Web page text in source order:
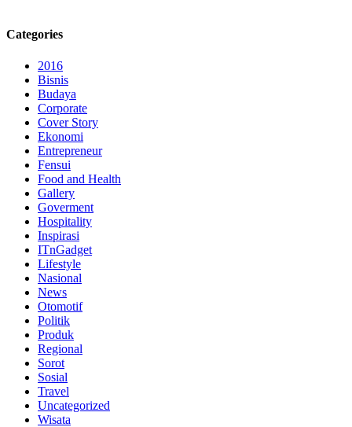
Categories
2016
Bisnis
Budaya
Corporate
Cover Story
Ekonomi
Entrepreneur
Fensui
Food and Health
Gallery
Goverment
Hospitality
Inspirasi
ITnGadget
Lifestyle
Nasional
News
Otomotif
Politik
Produk
Regional
Sorot
Sosial
Travel
Uncategorized
Wisata